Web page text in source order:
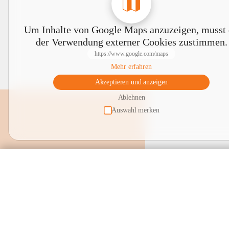
Um Inhalte von Google Maps anzuzeigen, musst
der Verwendung externer Cookies zustimmen.
https://www.google.com/maps
Mehr erfahren
Akzeptieren und anzeigen
Ablehnen
Auswahl merken